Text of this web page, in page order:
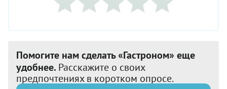
Помогите нам сделать «Гастроном» еще
удобнее. Расскажите о своих
предпочтениях в коротком опросе.